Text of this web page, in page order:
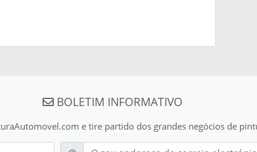
BOLETIM INFORMATIVO
e tire partido dos grandes negócios de
E-mail